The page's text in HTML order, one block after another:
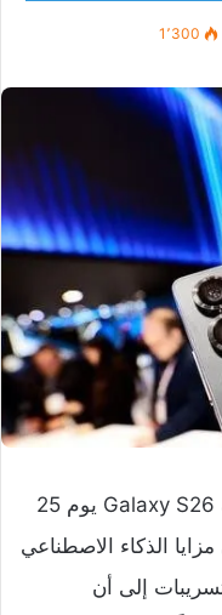
1٬300
تستعد سامسونج للإعلان عن سلسلة Galaxy S26 يوم 25
الذكاء الاصطناعي
إلى أن